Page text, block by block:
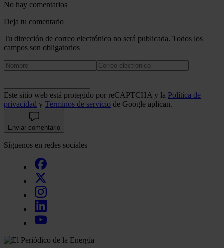
No hay comentarios
Deja tu comentario
Tu dirección de correo electrónico no será publicada. Todos los
campos son obligatorios
Este sitio web está protegido por reCAPTCHA y la Política de
privacidad y Términos de servicio de Google aplican.
Enviar comentario
Síguenos en redes sociales